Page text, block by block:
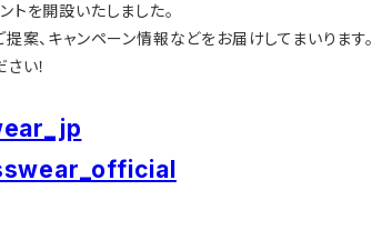
を開設いたしました。
案、キャンペーン情報などをお届けしてまいります。
い！